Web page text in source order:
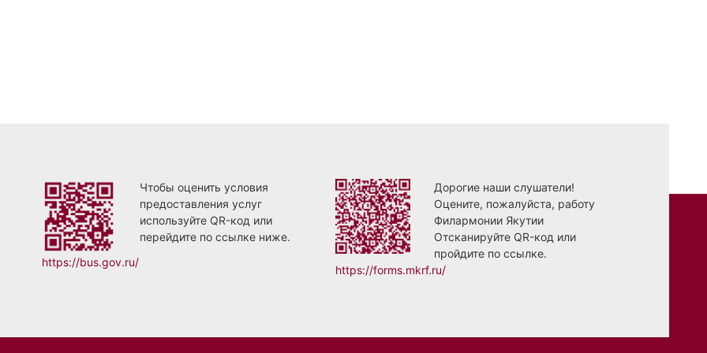
Чтобы оценить условия
предоставления услуг
используйте QR-код или
перейдите по ссылке ниже.
https://bus.gov.ru/
Дорогие наши слушатели!
Оцените, пожалуйста, работу
Филармонии Якутии
Отсканируйте QR-код или
пройдите по ссылке.
https://forms.mkrf.ru/